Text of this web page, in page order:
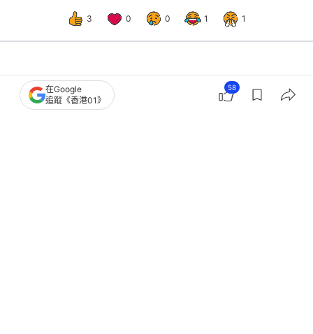
3 0 0 1 1
港聞 社會新聞
宏福苑涉訛騙案 鴻毅女助理經理准以
在Google
追蹤《香港01》
58